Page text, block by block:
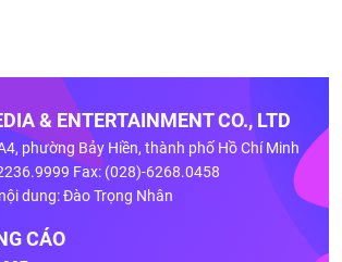
& ENTERTAINMENT CO., LTD
phường Bảy Hiền, thành phố Hồ Chí Minh
Fax: (028)-6268.0458
dung: Đào Trọng Nhân
CÁO